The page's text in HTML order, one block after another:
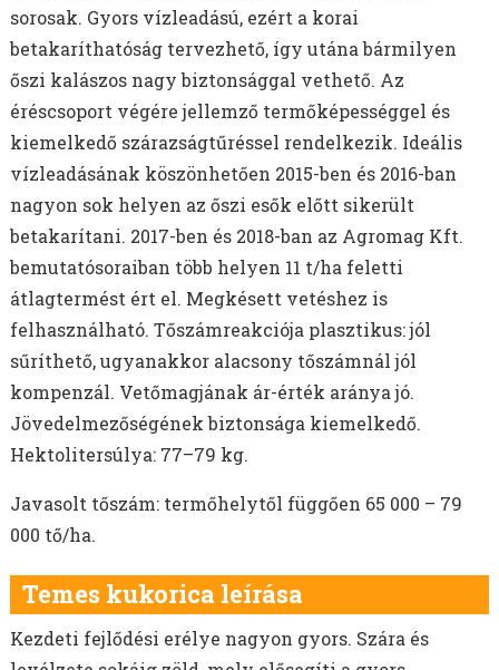
sorosak. Gyors vízleadású, ezért a korai
betakaríthatóság tervezhető, így utána bármilyen
őszi kalászos nagy biztonsággal vethető. Az
éréscsoport végére jellemző termőképességgel és
kiemelkedő szárazságtűréssel rendelkezik. Ideális
vízleadásának köszönhetően 2015-ben és 2016-ban
nagyon sok helyen az őszi esők előtt sikerült
betakarítani. 2017-ben és 2018-ban az Agromag Kft.
bemutatósoraiban több helyen 11 t/ha feletti
átlagtermést ért el. Megkésett vetéshez is
felhasználható. Tőszámreakciója plasztikus: jól
sűríthető, ugyanakkor alacsony tőszámnál jól
kompenzál. Vetőmagjának ár-érték aránya jó.
Jövedelmezőségének biztonsága kiemelkedő.
Hektolitersúlya: 77–79 kg.
Javasolt tőszám: termőhelytől függően 65 000 – 79
000 tő/ha.
Temes kukorica leírása
Kezdeti fejlődési erélye nagyon gyors. Szára és